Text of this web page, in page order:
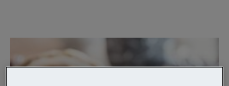
перейти на более высокую скорость еще на 4
минуты.